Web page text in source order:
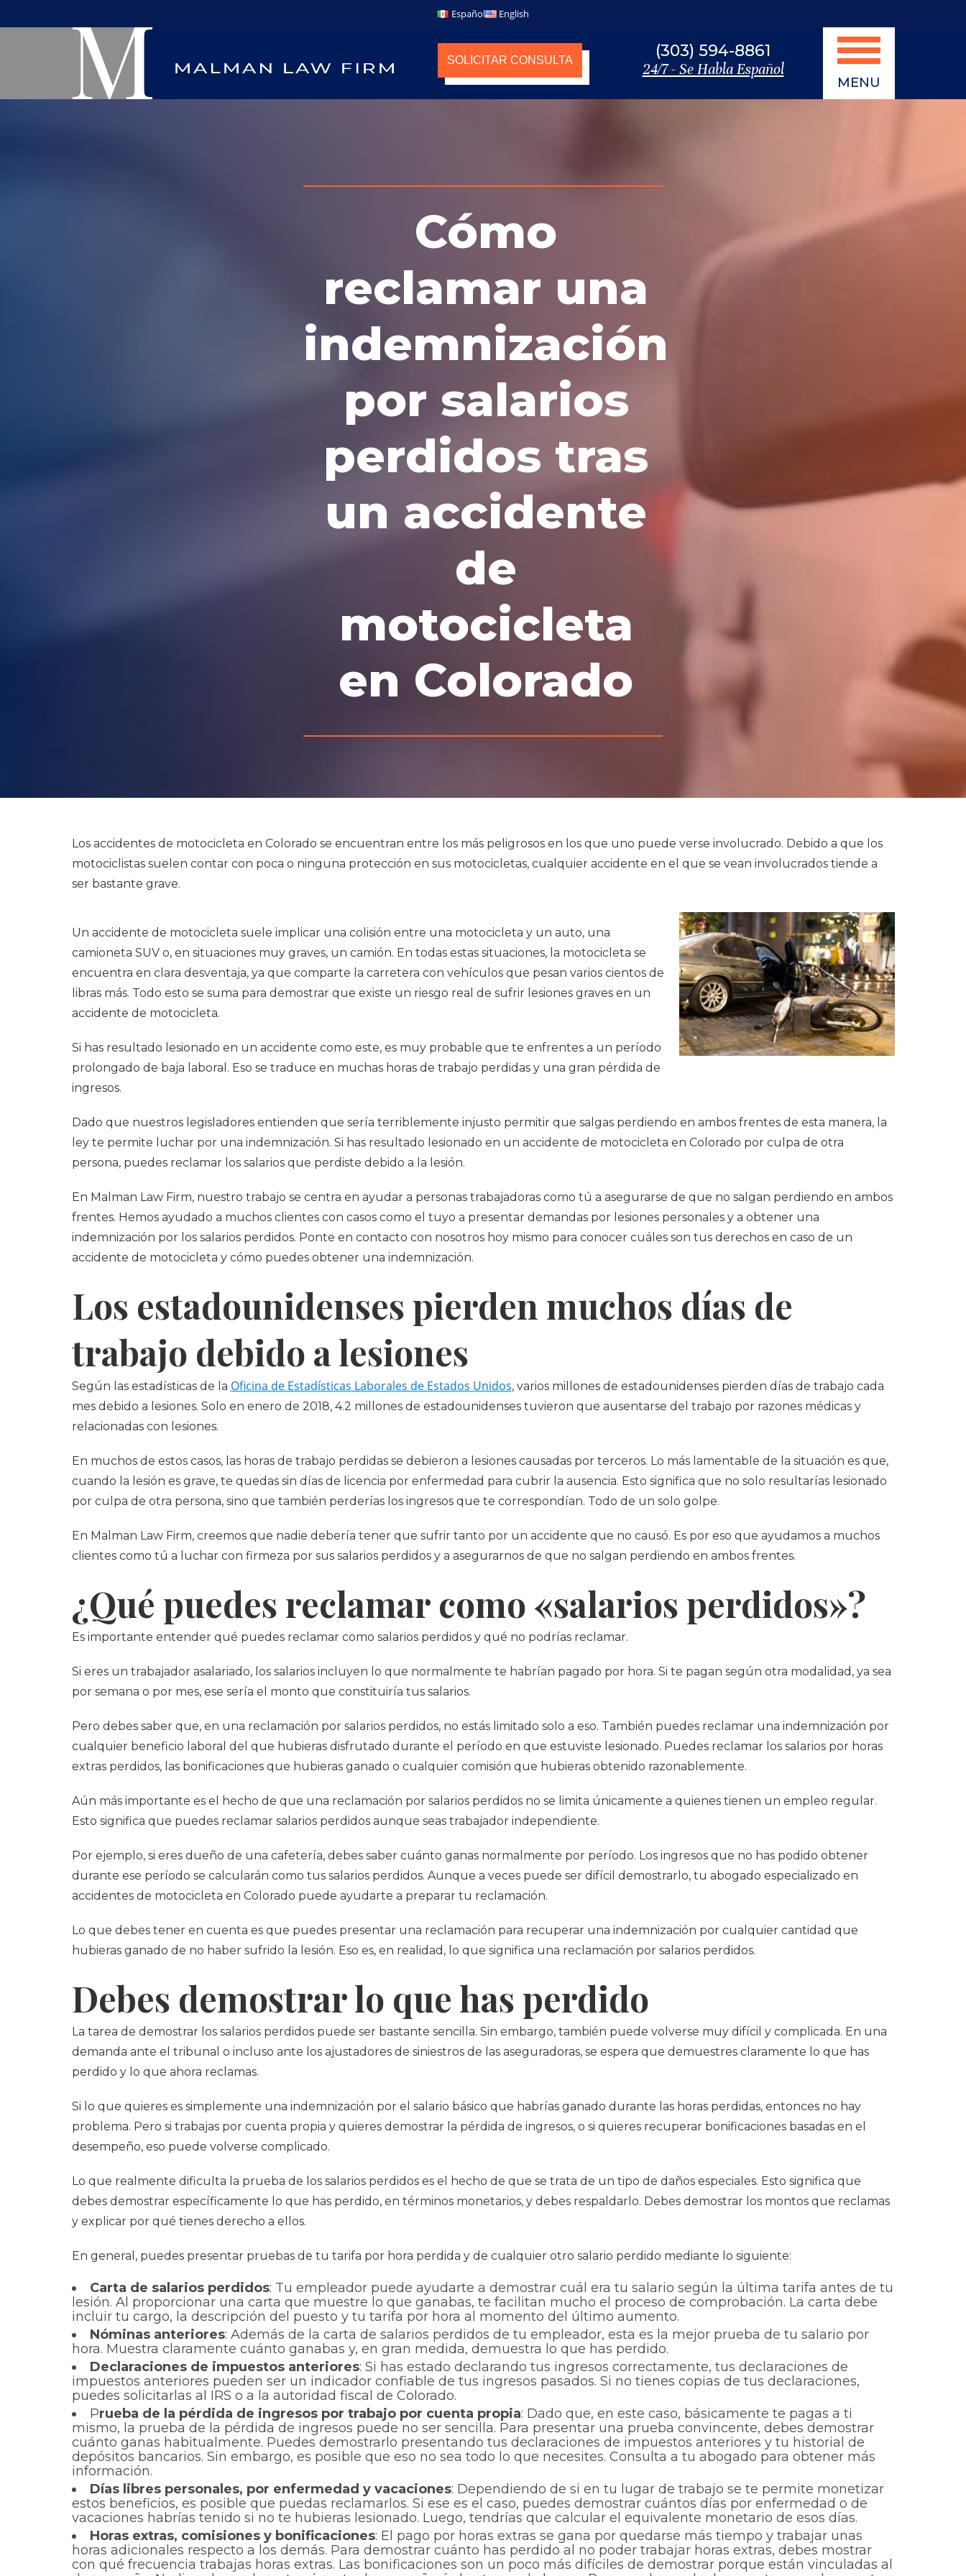
Español English
SOLICITAR CONSULTA (303) 594-8861
24/7 - Se Habla Español
MENU
Cómo
reclamar una
indemnización
por salarios
perdidos tras
un accidente
de
motocicleta
en Colorado
Los accidentes de motocicleta en Colorado se encuentran entre los más peligrosos en los que uno puede verse involucrado. Debido a que los
motociclistas suelen contar con poca o ninguna protección en sus motocicletas, cualquier accidente en el que se vean involucrados tiende a
ser bastante grave.
Un accidente de motocicleta suele implicar una colisión entre una motocicleta y un auto, una
camioneta SUV o, en situaciones muy graves, un camión. En todas estas situaciones, la motocicleta se
encuentra en clara desventaja, ya que comparte la carretera con vehículos que pesan varios cientos de
libras más. Todo esto se suma para demostrar que existe un riesgo real de sufrir lesiones graves en un
accidente de motocicleta.
Si has resultado lesionado en un accidente como este, es muy probable que te enfrentes a un período
prolongado de baja laboral. Eso se traduce en muchas horas de trabajo perdidas y una gran pérdida de
ingresos.
Dado que nuestros legisladores entienden que sería terriblemente injusto permitir que salgas perdiendo en ambos frentes de esta manera, la
ley te permite luchar por una indemnización. Si has resultado lesionado en un accidente de motocicleta en Colorado por culpa de otra
persona, puedes reclamar los salarios que perdiste debido a la lesión.
En Malman Law Firm, nuestro trabajo se centra en ayudar a personas trabajadoras como tú a asegurarse de que no salgan perdiendo en ambos
frentes. Hemos ayudado a muchos clientes con casos como el tuyo a presentar demandas por lesiones personales y a obtener una
indemnización por los salarios perdidos. Ponte en contacto con nosotros hoy mismo para conocer cuáles son tus derechos en caso de un
accidente de motocicleta y cómo puedes obtener una indemnización.
Los estadounidenses pierden muchos días de
trabajo debido a lesiones
Según las estadísticas de la Oficina de Estadísticas Laborales de Estados Unidos, varios millones de estadounidenses pierden días de trabajo cada
mes debido a lesiones. Solo en enero de 2018, 4.2 millones de estadounidenses tuvieron que ausentarse del trabajo por razones médicas y
relacionadas con lesiones.
En muchos de estos casos, las horas de trabajo perdidas se debieron a lesiones causadas por terceros. Lo más lamentable de la situación es que,
cuando la lesión es grave, te quedas sin días de licencia por enfermedad para cubrir la ausencia. Esto significa que no solo resultarías lesionado
por culpa de otra persona, sino que también perderías los ingresos que te correspondían. Todo de un solo golpe.
En Malman Law Firm, creemos que nadie debería tener que sufrir tanto por un accidente que no causó. Es por eso que ayudamos a muchos
clientes como tú a luchar con firmeza por sus salarios perdidos y a asegurarnos de que no salgan perdiendo en ambos frentes.
¿Qué puedes reclamar como «salarios perdidos»?
Es importante entender qué puedes reclamar como salarios perdidos y qué no podrías reclamar.
Si eres un trabajador asalariado, los salarios incluyen lo que normalmente te habrían pagado por hora. Si te pagan según otra modalidad, ya sea
por semana o por mes, ese sería el monto que constituiría tus salarios.
Pero debes saber que, en una reclamación por salarios perdidos, no estás limitado solo a eso. También puedes reclamar una indemnización por
cualquier beneficio laboral del que hubieras disfrutado durante el período en que estuviste lesionado. Puedes reclamar los salarios por horas
extras perdidos, las bonificaciones que hubieras ganado o cualquier comisión que hubieras obtenido razonablemente.
Aún más importante es el hecho de que una reclamación por salarios perdidos no se limita únicamente a quienes tienen un empleo regular.
Esto significa que puedes reclamar salarios perdidos aunque seas trabajador independiente.
Por ejemplo, si eres dueño de una cafetería, debes saber cuánto ganas normalmente por período. Los ingresos que no has podido obtener
durante ese período se calcularán como tus salarios perdidos. Aunque a veces puede ser difícil demostrarlo, tu abogado especializado en
accidentes de motocicleta en Colorado puede ayudarte a preparar tu reclamación.
Lo que debes tener en cuenta es que puedes presentar una reclamación para recuperar una indemnización por cualquier cantidad que
hubieras ganado de no haber sufrido la lesión. Eso es, en realidad, lo que significa una reclamación por salarios perdidos.
Debes demostrar lo que has perdido
La tarea de demostrar los salarios perdidos puede ser bastante sencilla. Sin embargo, también puede volverse muy difícil y complicada. En una
demanda ante el tribunal o incluso ante los ajustadores de siniestros de las aseguradoras, se espera que demuestres claramente lo que has
perdido y lo que ahora reclamas.
Si lo que quieres es simplemente una indemnización por el salario básico que habrías ganado durante las horas perdidas, entonces no hay
problema. Pero si trabajas por cuenta propia y quieres demostrar la pérdida de ingresos, o si quieres recuperar bonificaciones basadas en el
desempeño, eso puede volverse complicado.
Lo que realmente dificulta la prueba de los salarios perdidos es el hecho de que se trata de un tipo de daños especiales. Esto significa que
debes demostrar específicamente lo que has perdido, en términos monetarios, y debes respaldarlo. Debes demostrar los montos que reclamas
y explicar por qué tienes derecho a ellos.
En general, puedes presentar pruebas de tu tarifa por hora perdida y de cualquier otro salario perdido mediante lo siguiente:
Carta de salarios perdidos: Tu empleador puede ayudarte a demostrar cuál era tu salario según la última tarifa antes de tu
lesión. Al proporcionar una carta que muestre lo que ganabas, te facilitan mucho el proceso de comprobación. La carta debe
incluir tu cargo, la descripción del puesto y tu tarifa por hora al momento del último aumento.
Nóminas anteriores: Además de la carta de salarios perdidos de tu empleador, esta es la mejor prueba de tu salario por
hora. Muestra claramente cuánto ganabas y, en gran medida, demuestra lo que has perdido.
Declaraciones de impuestos anteriores: Si has estado declarando tus ingresos correctamente, tus declaraciones de
impuestos anteriores pueden ser un indicador confiable de tus ingresos pasados. Si no tienes copias de tus declaraciones,
puedes solicitarlas al IRS o a la autoridad fiscal de Colorado.
Prueba de la pérdida de ingresos por trabajo por cuenta propia: Dado que, en este caso, básicamente te pagas a ti
mismo, la prueba de la pérdida de ingresos puede no ser sencilla. Para presentar una prueba convincente, debes demostrar
cuánto ganas habitualmente. Puedes demostrarlo presentando tus declaraciones de impuestos anteriores y tu historial de
depósitos bancarios. Sin embargo, es posible que eso no sea todo lo que necesites. Consulta a tu abogado para obtener más
información.
Días libres personales, por enfermedad y vacaciones: Dependiendo de si en tu lugar de trabajo se te permite monetizar
estos beneficios, es posible que puedas reclamarlos. Si ese es el caso, puedes demostrar cuántos días por enfermedad o de
vacaciones habrías tenido si no te hubieras lesionado. Luego, tendrías que calcular el equivalente monetario de esos días.
Horas extras, comisiones y bonificaciones: El pago por horas extras se gana por quedarse más tiempo y trabajar unas
horas adicionales respecto a los demás. Para demostrar cuánto has perdido al no poder trabajar horas extras, debes mostrar
con qué frecuencia trabajas horas extras. Las bonificaciones son un poco más difíciles de demostrar porque están vinculadas al